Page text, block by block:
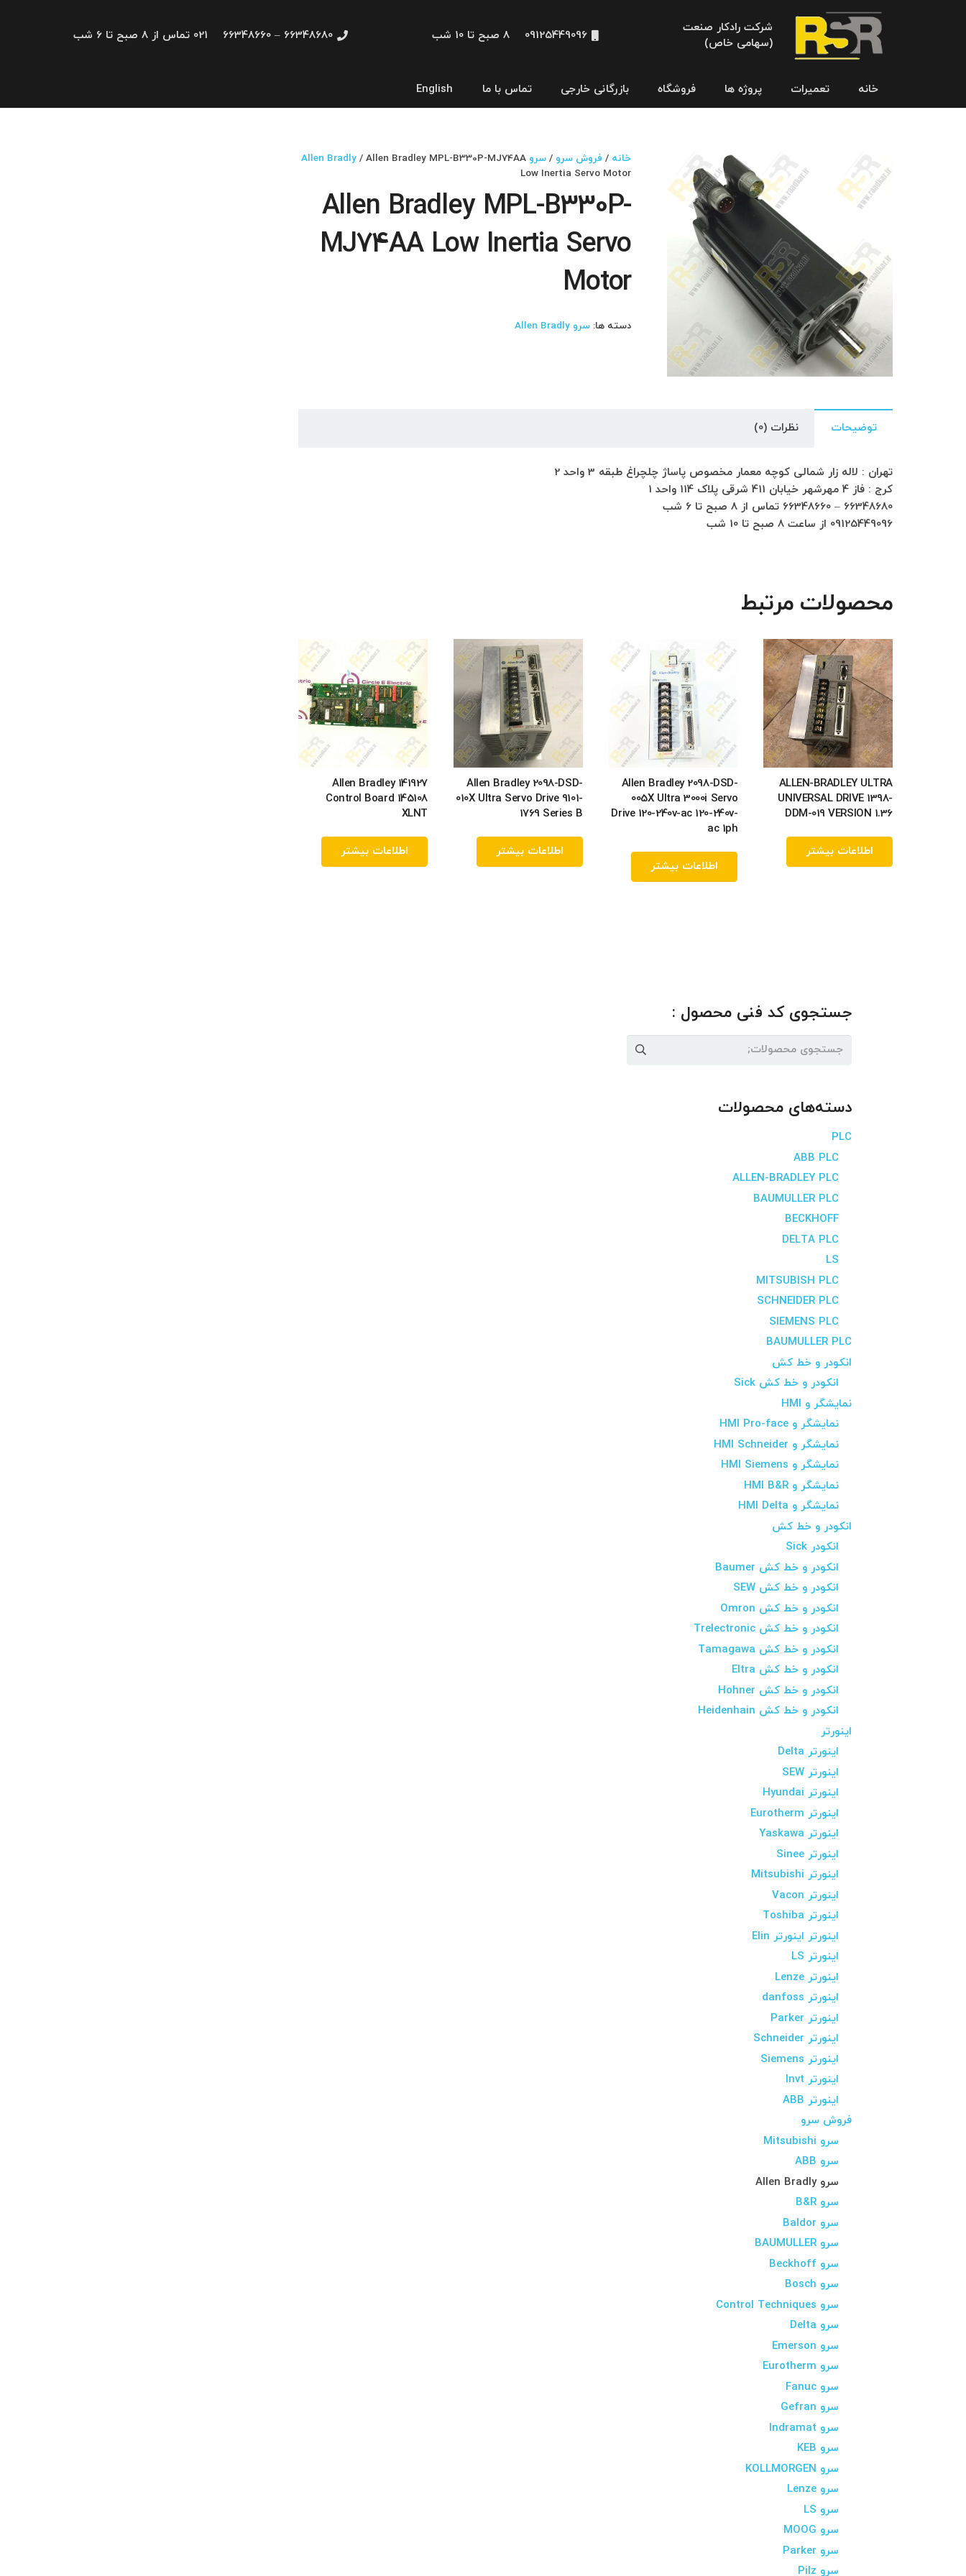
شرکت رادکار صنعت
(سهامی خاص)
09125449096 8 صبح تا 10 شب 66348680 – 66348660 021 تماس از 8 صبح تا 6 شب
خانه تعمیرات پروژه ها فروشگاه بازرگانی خارجی تماس با ما English
خانه / فروش سرو / سرو Allen Bradly / Allen Bradley MPL-B330P-MJ74AA
Low Inertia Servo Motor
Allen Bradley MPL-B330P-
MJ74AA Low Inertia Servo
Motor
دسته ها: سرو Allen Bradly
توضیحات نظرات (0)
تهران : لاله زار شمالی کوچه معمار مخصوص پاساژ چلچراغ طبقه 3 واحد 2
کرج : فاز 4 مهرشهر خیابان 411 شرقی پلاک 114 واحد 1
66348680 – 66348660 تماس از 8 صبح تا 6 شب
09125449096 از ساعت 8 صبح تا 10 شب
محصولات مرتبط
ALLEN-BRADLEY ULTRA
UNIVERSAL DRIVE 1398-
DDM-019 VERSION 1.36
اطلاعات بیشتر
Allen Bradley 2098-DSD-
005X Ultra 3000i Servo
Drive 120-240v-ac 120-240v-
ac 1ph
اطلاعات بیشتر
Allen Bradley 2098-DSD-
010X Ultra Servo Drive 9101-
1769 Series B
اطلاعات بیشتر
Allen Bradley 141927
Control Board 145108
XLNT
اطلاعات بیشتر
جستجوی کد فنی محصول :
جستجو
برای:
دسته‌های محصولات
PLC
ABB PLC
ALLEN-BRADLEY PLC
BAUMULLER PLC
BECKHOFF
DELTA PLC
LS
MITSUBISH PLC
SCHNEIDER PLC
SIEMENS PLC
BAUMULLER PLC
انکودر و خط کش
انکودر و خط کش Sick
نمایشگر و HMI
نمایشگر و HMI Pro-face
نمایشگر و HMI Schneider
نمایشگر و HMI Siemens
نمایشگر و HMI B&R
نمایشگر و HMI Delta
انکودر و خط کش
انکودر Sick
انکودر و خط کش Baumer
انکودر و خط کش SEW
انکودر و خط کش Omron
انکودر و خط کش Trelectronic
انکودر و خط کش Tamagawa
انکودر و خط کش Eltra
انکودر و خط کش Hohner
انکودر و خط کش Heidenhain
اینورتر
اینورتر Delta
اینورتر SEW
اینورتر Hyundai
اینورتر Eurotherm
اینورتر Yaskawa
اینورتر Sinee
اینورتر Mitsubishi
اینورتر Vacon
اینورتر Toshiba
اینورتر اینورتر Elin
اینورتر LS
اینورتر Lenze
اینورتر danfoss
اینورتر Parker
اینورتر Schneider
اینورتر Siemens
اینورتر Invt
اینورتر ABB
فروش سرو
سرو Mitsubishi
سرو ABB
سرو Allen Bradly
سرو B&R
سرو Baldor
سرو BAUMULLER
سرو Beckhoff
سرو Bosch
سرو Control Techniques
سرو Delta
سرو Emerson
سرو Eurotherm
سرو Fanuc
سرو Gefran
سرو Indramat
سرو KEB
سرو KOLLMORGEN
سرو Lenze
سرو LS
سرو MOOG
سرو Parker
سرو Pilz